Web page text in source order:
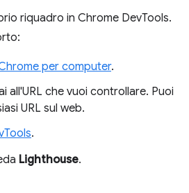
riquadro in Chrome DevTools.
per computer.
all'URL che vuoi controllare. Puoi
URL sul web.
.
Lighthouse.